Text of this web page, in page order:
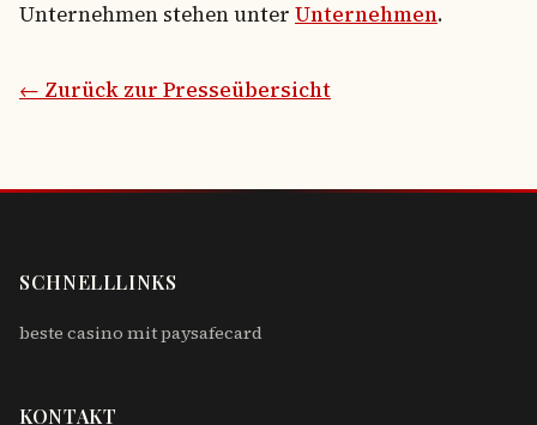
Unternehmen stehen unter Unternehmen.
← Zurück zur Presseübersicht
SCHNELLLINKS
beste casino mit paysafecard
KONTAKT